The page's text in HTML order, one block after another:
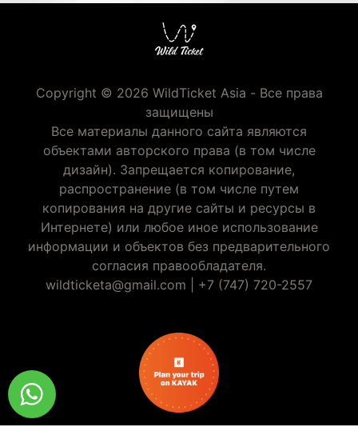
Copyright © 2026 WildTicket Asia - Все права
защищены
Все материалы данного сайта являются
объектами авторского права (в том числе
дизайн). Запрещается копирование,
распространение (в том числе путем
копирования на другие сайты и ресурсы в
Интернете) или любое иное использование
информации и объектов без предварительного
согласия правообладателя.
wildticketa@gmail.com
+7 (747) 720-2557